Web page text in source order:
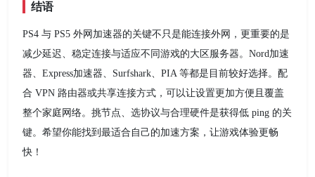
结语
PS4 与 PS5 外网加速器的关键不只是能连接外网，更重要的是
减少延迟、稳定连接与适应不同游戏的大区服务器。Nord加速
器、Express加速器、Surfshark、PIA 等都是目前较好选择。配
合 VPN 路由器或共享连接方式，可以让设置更加方便且覆盖
整个家庭网络。挑节点、选协议与合理硬件是获得低 ping 的关
键。希望你能找到最适合自己的加速方案，让游戏体验更畅
快！